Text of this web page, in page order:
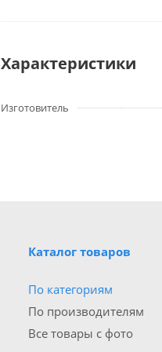
Характеристики
Изготовитель
Каталог товаров
По категориям
По производителям
Все товары с фото